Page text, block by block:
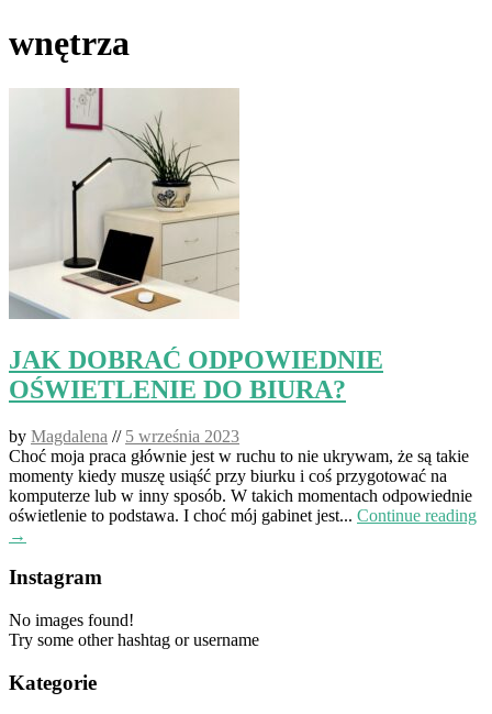
wnętrza
JAK DOBRAĆ ODPOWIEDNIE
OŚWIETLENIE DO BIURA?
by Magdalena // 5 września 2023
Choć moja praca głównie jest w ruchu to nie ukrywam, że są takie
momenty kiedy muszę usiąść przy biurku i coś przygotować na
komputerze lub w inny sposób. W takich momentach odpowiednie
oświetlenie to podstawa. I choć mój gabinet jest... Continue reading
→
Instagram
No images found!
Try some other hashtag or username
Kategorie